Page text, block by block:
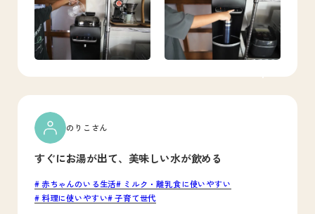
すぐにお湯が出て、美味しい水が飲める
赤ちゃんのいる生活
ミルク・離乳食に使いやすい
料理に使いやすい 子育て世代
のりこさん